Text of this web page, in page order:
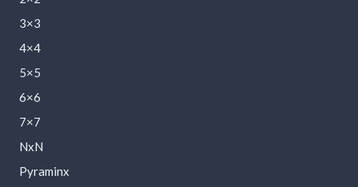
3×3
4×4
5×5
6×6
7×7
NxN
Pyraminx